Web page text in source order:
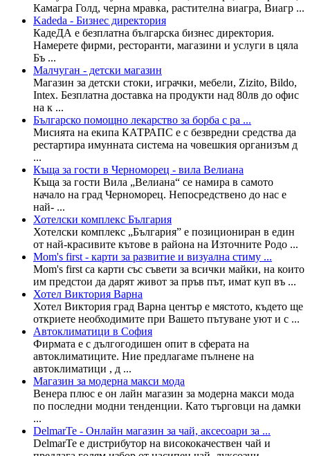
Камагра Голд, черна мравка, растителна виагра, Виагр ...
Kadeda - Бизнес директория
КадеДА е безплатна българска бизнес директория.
Намерете фирми, ресторанти, магазини и услуги в цяла
Бъ ...
Малчуган - детски магазин
Магазин за детски стоки, играчки, мебели, Zizito, Bildo,
Intex. Безплатна доставка на продукти над 80лв до офис
на к ...
Българско помощно лекарство за борба с ра ...
Мисията на екипа КАТРАПС е с безвредни средства да
рестартира имунната система на човешкия организъм д
...
Къща за гости в Черноморец - вила Велиана
Къща за гости Вила „Велиана“ се намира в самото
начало на град Черноморец. Непосредствено до нас е
най- ...
Хотелски комплекс България
Хотелски комплекс „България” е позициониран в един
от най-красивите кътове в района на Източните Родо ...
Mom's first - карти за развитие и визуална стиму ...
Mom's first са карти със съвети за всички майки, на които
им предстои да дарят живот за пръв път, имат куп въ ...
Хотел Виктория Варна
Хотел Виктория град Варна център е мястото, където ще
откриете необходимите при Вашето пътуване уют и с ...
Автоклиматици в София
Фирмата е с дългогодишен опит в сферата на
автоклиматиците. Ние предлагаме пълнене на
автоклиматици , д ...
Магазин за модерна макси мода
Венера плюс е он лайн магазин за модерна макси мода
по последни модни тенденции. Като търговци на дамки
...
DelmarTe - Онлайн магазин за чай, аксесоари за ...
DelmarTe е дистрибутор на висококачествен чай и